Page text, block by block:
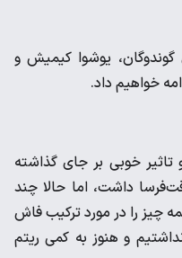
گوندوگان، یوشوا کیمیش و
خواهیم داد.
تاثیر خوبی بر جای گذاشته
داشت، اما حالا چند
چیز را در مورد ترکیب فاش
و هنوز به کمی ریتم